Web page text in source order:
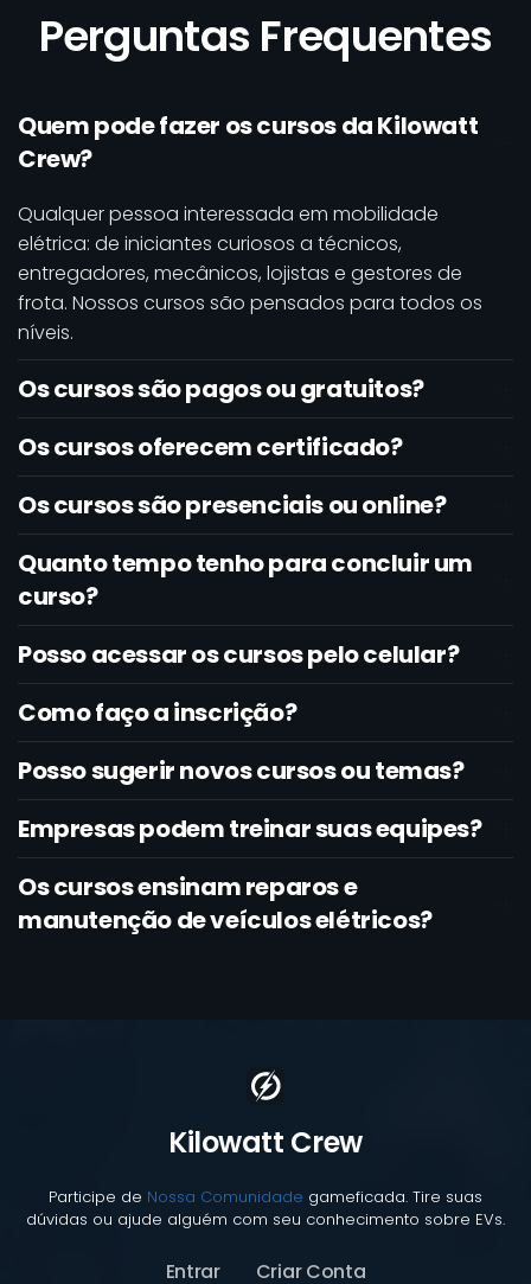
Perguntas Frequentes
Quem pode fazer os cursos da Kilowatt
Crew?
Qualquer pessoa interessada em mobilidade
elétrica: de iniciantes curiosos a técnicos,
entregadores, mecânicos, lojistas e gestores de
frota. Nossos cursos são pensados para todos os
níveis.
Os cursos são pagos ou gratuitos?
Os cursos oferecem certificado?
Os cursos são presenciais ou online?
Quanto tempo tenho para concluir um
curso?
Posso acessar os cursos pelo celular?
Como faço a inscrição?
Posso sugerir novos cursos ou temas?
Empresas podem treinar suas equipes?
Os cursos ensinam reparos e
manutenção de veículos elétricos?
Kilowatt Crew
Participe de Nossa Comunidade gameficada. Tire suas
dúvidas ou ajude alguém com seu conhecimento sobre EVs.
Entrar Criar Conta